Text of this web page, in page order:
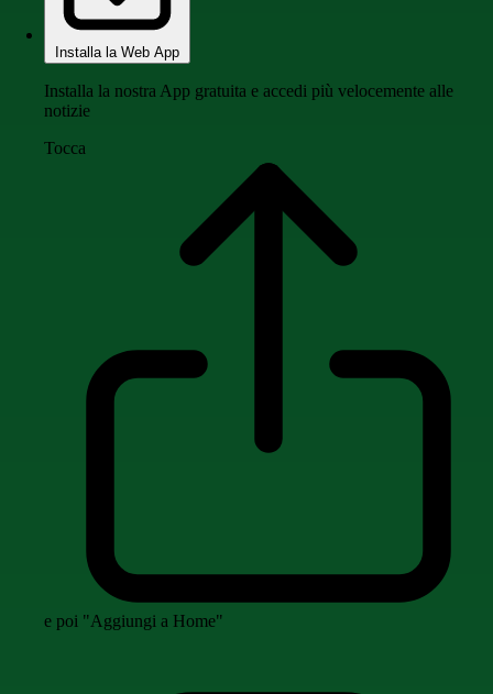
Installa la Web App
Installa la nostra App gratuita e accedi più velocemente alle
notizie
Tocca
e poi "Aggiungi a Home"